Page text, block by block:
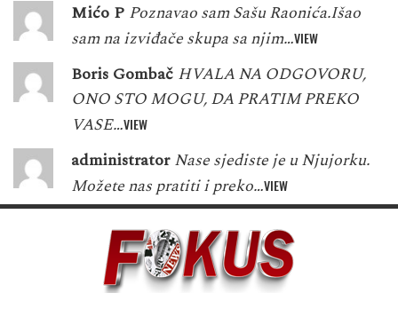
Mićo P Poznavao sam Sašu Raonića.Išao
sam na izviđače skupa sa njim…VIEW
Boris Gombač HVALA NA ODGOVORU,
ONO STO MOGU, DA PRATIM PREKO
VASE…VIEW
administrator Nase sjediste je u Njujorku.
Možete nas pratiti i preko…VIEW